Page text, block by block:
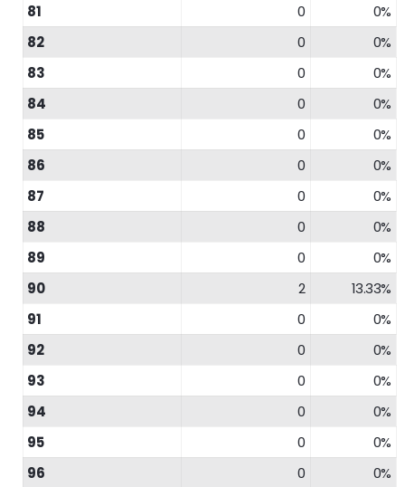
81
0
0%
82
0
0%
83
0
0%
84
0
0%
85
0
0%
86
0
0%
87
0
0%
88
0
0%
89
0
0%
90
2
13.33%
91
0
0%
92
0
0%
93
0
0%
94
0
0%
95
0
0%
96
0
0%